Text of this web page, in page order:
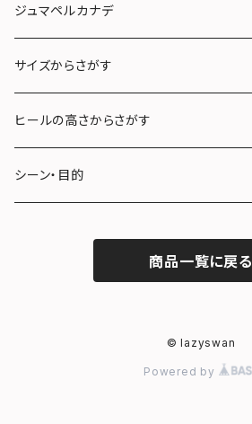
ロング
ジュマペルカナデ
サイズからさがす
22.0〜22.5cm (S)
23.0〜23.5cm (M)
25.0〜25.5cm (LL)
ヒールの高さからさがす
３cm未満
５cm〜７cm未満
シーン・目的
商品一覧に戻る
© lazyswan
Powered by